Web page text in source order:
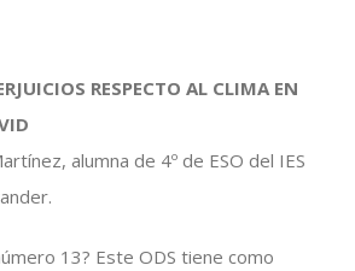
RESPECTO AL CLIMA EN
alumna de 4º de ESO del IES
13? Este ODS tiene como